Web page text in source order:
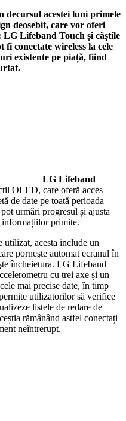
decursul acestei luni primele
deosebit, care vor oferi
Lifeband Touch și căștile
conectate wireless la cele
existente pe piață, fiind
LG Lifeband
OLED, care oferă acces
de date pe toată perioada
urmări progresul și ajusta
informațiilor primite.
utilizat, acesta include un
porneşte automat ecranul în
încheietura. LG Lifeband
cu trei axe și un
mai precise date, în timp
utilizatorilor să verifice
listele de redare de
rămânând astfel conectați
neîntrerupt.